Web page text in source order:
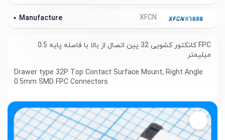
Manufacture
FPC کانکتور کشویی 32 پین اتصال از بالا با فاصله پایه 0.5
میلیمتر
Drawer type 32P Top Contact Surface Mount, Right Angle
0.5mm SMD FPC Connectors